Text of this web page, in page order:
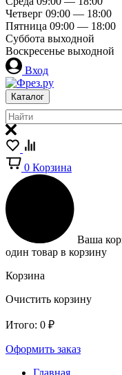
Четверг 09:00 — 18:00
Пятница 09:00 — 18:00
Суббота выходной
Воскресенье выходной
Вход
Каталог
0 Корзина
Ваша
один товар в корзину
Корзина
Очистить корзину
Итого: 0 ₽
Оформить заказ
Главная